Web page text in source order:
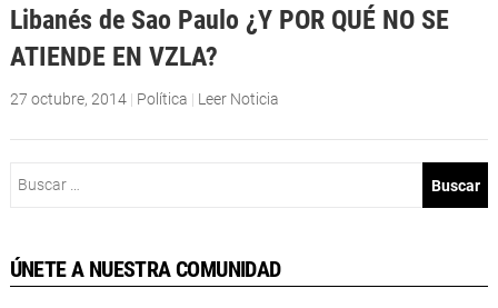
Libanés de Sao Paulo ¿Y POR QUÉ NO SE
ATIENDE EN VZLA?
27 octubre, 2014| Política | Leer Noticia
ÚNETE A NUESTRA COMUNIDAD